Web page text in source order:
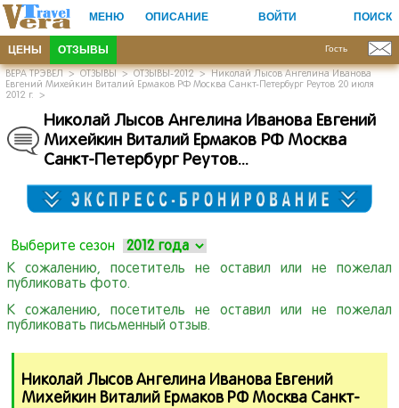
МЕНЮ ОПИСАНИЕ ВОЙТИ ПОИСК
ЦЕНЫ ОТЗЫВЫ Гость
ВЕРА ТРЭВЕЛ>ОТЗЫВЫ>ОТЗЫВЫ-2012>Николай Лысов Ангелина Иванова
Евгений Михейкин Виталий Ермаков РФ Москва Санкт-Петербург Реутов 20 июля
2012 г. >
Николай Лысов Ангелина Иванова Евгений
Михейкин Виталий Ермаков РФ Москва
Санкт-Петербург Реутов...
Выберите сезон
К сожалению, посетитель не оставил или не пожелал
публиковать фото.
К сожалению, посетитель не оставил или не пожелал
публиковать письменный отзыв.
Николай Лысов Ангелина Иванова Евгений
Михейкин Виталий Ермаков РФ Москва Санкт-